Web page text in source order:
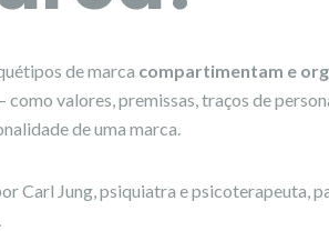
de marca compartimentam e
– como valores, premissas, traços de
de uma marca.
Carl Jung, psiquiatra e psicoterapeuta,